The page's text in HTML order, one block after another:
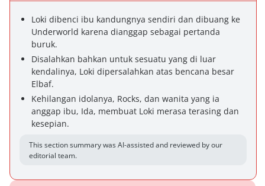
Loki dibenci ibu kandungnya sendiri dan dibuang ke
Underworld karena dianggap sebagai pertanda
buruk.
Disalahkan bahkan untuk sesuatu yang di luar
kendalinya, Loki dipersalahkan atas bencana besar
Elbaf.
Kehilangan idolanya, Rocks, dan wanita yang ia
anggap ibu, Ida, membuat Loki merasa terasing dan
kesepian.
This section summary was AI-assisted and reviewed by our
editorial team.